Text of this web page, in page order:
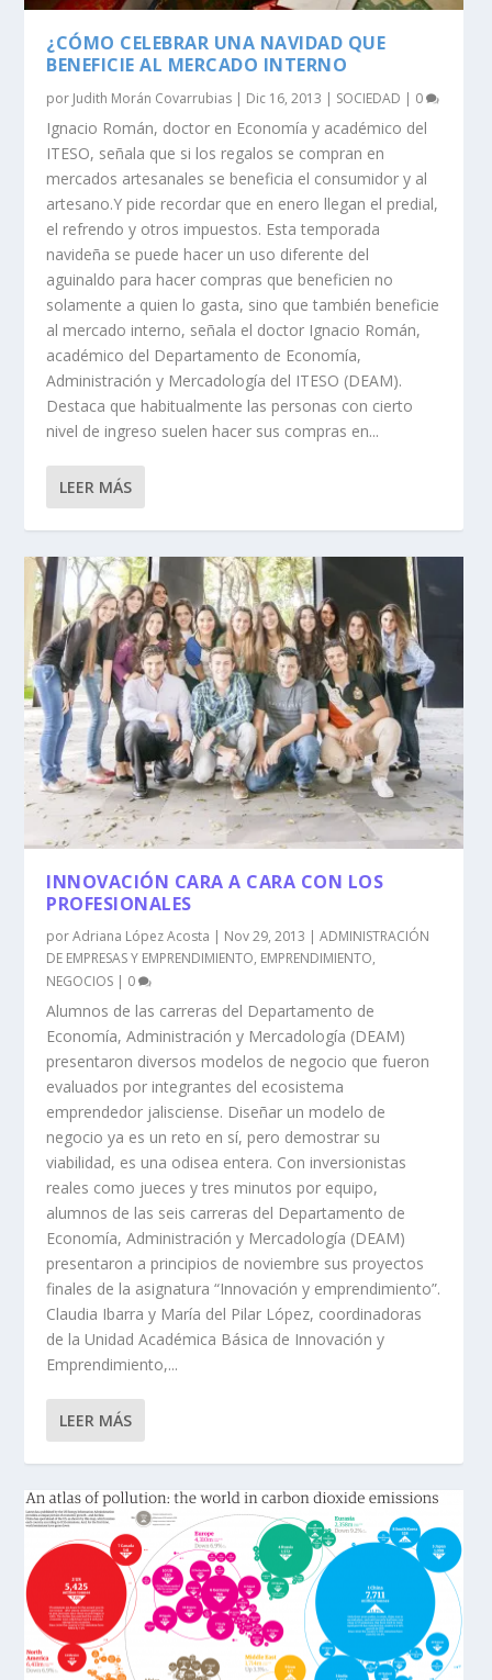
¿CÓMO CELEBRAR UNA NAVIDAD QUE
BENEFICIE AL MERCADO INTERNO
por Judith Morán Covarrubias | Dic 16, 2013 | SOCIEDAD | 0
Ignacio Román, doctor en Economía y académico del
ITESO, señala que si los regalos se compran en
mercados artesanales se beneficia el consumidor y al
artesano.Y pide recordar que en enero llegan el predial,
el refrendo y otros impuestos. Esta temporada
navideña se puede hacer un uso diferente del
aguinaldo para hacer compras que beneficien no
solamente a quien lo gasta, sino que también beneficie
al mercado interno, señala el doctor Ignacio Román,
académico del Departamento de Economía,
Administración y Mercadología del ITESO (DEAM).
Destaca que habitualmente las personas con cierto
nivel de ingreso suelen hacer sus compras en...
LEER MÁS
INNOVACIÓN CARA A CARA CON LOS
PROFESIONALES
porAdriana López Acosta | Nov 29, 2013 |ADMINISTRACIÓN
DE EMPRESAS Y EMPRENDIMIENTO, EMPRENDIMIENTO,
NEGOCIOS | 0
Alumnos de las carreras del Departamento de
Economía, Administración y Mercadología (DEAM)
presentaron diversos modelos de negocio que fueron
evaluados por integrantes del ecosistema
emprendedor jalisciense. Diseñar un modelo de
negocio ya es un reto en sí, pero demostrar su
viabilidad, es una odisea entera. Con inversionistas
reales como jueces y tres minutos por equipo,
alumnos de las seis carreras del Departamento de
Economía, Administración y Mercadología (DEAM)
presentaron a principios de noviembre sus proyectos
finales de la asignatura “Innovación y emprendimiento”.
Claudia Ibarra y María del Pilar López, coordinadoras
de la Unidad Académica Básica de Innovación y
Emprendimiento,...
LEER MÁS